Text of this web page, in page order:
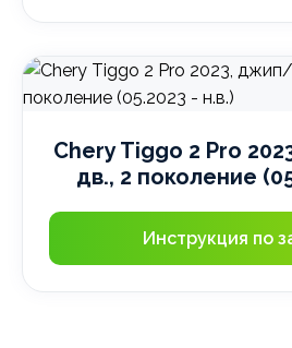
Chery Tiggo 2 Pro
дв., 2 поколение
Инструкция по